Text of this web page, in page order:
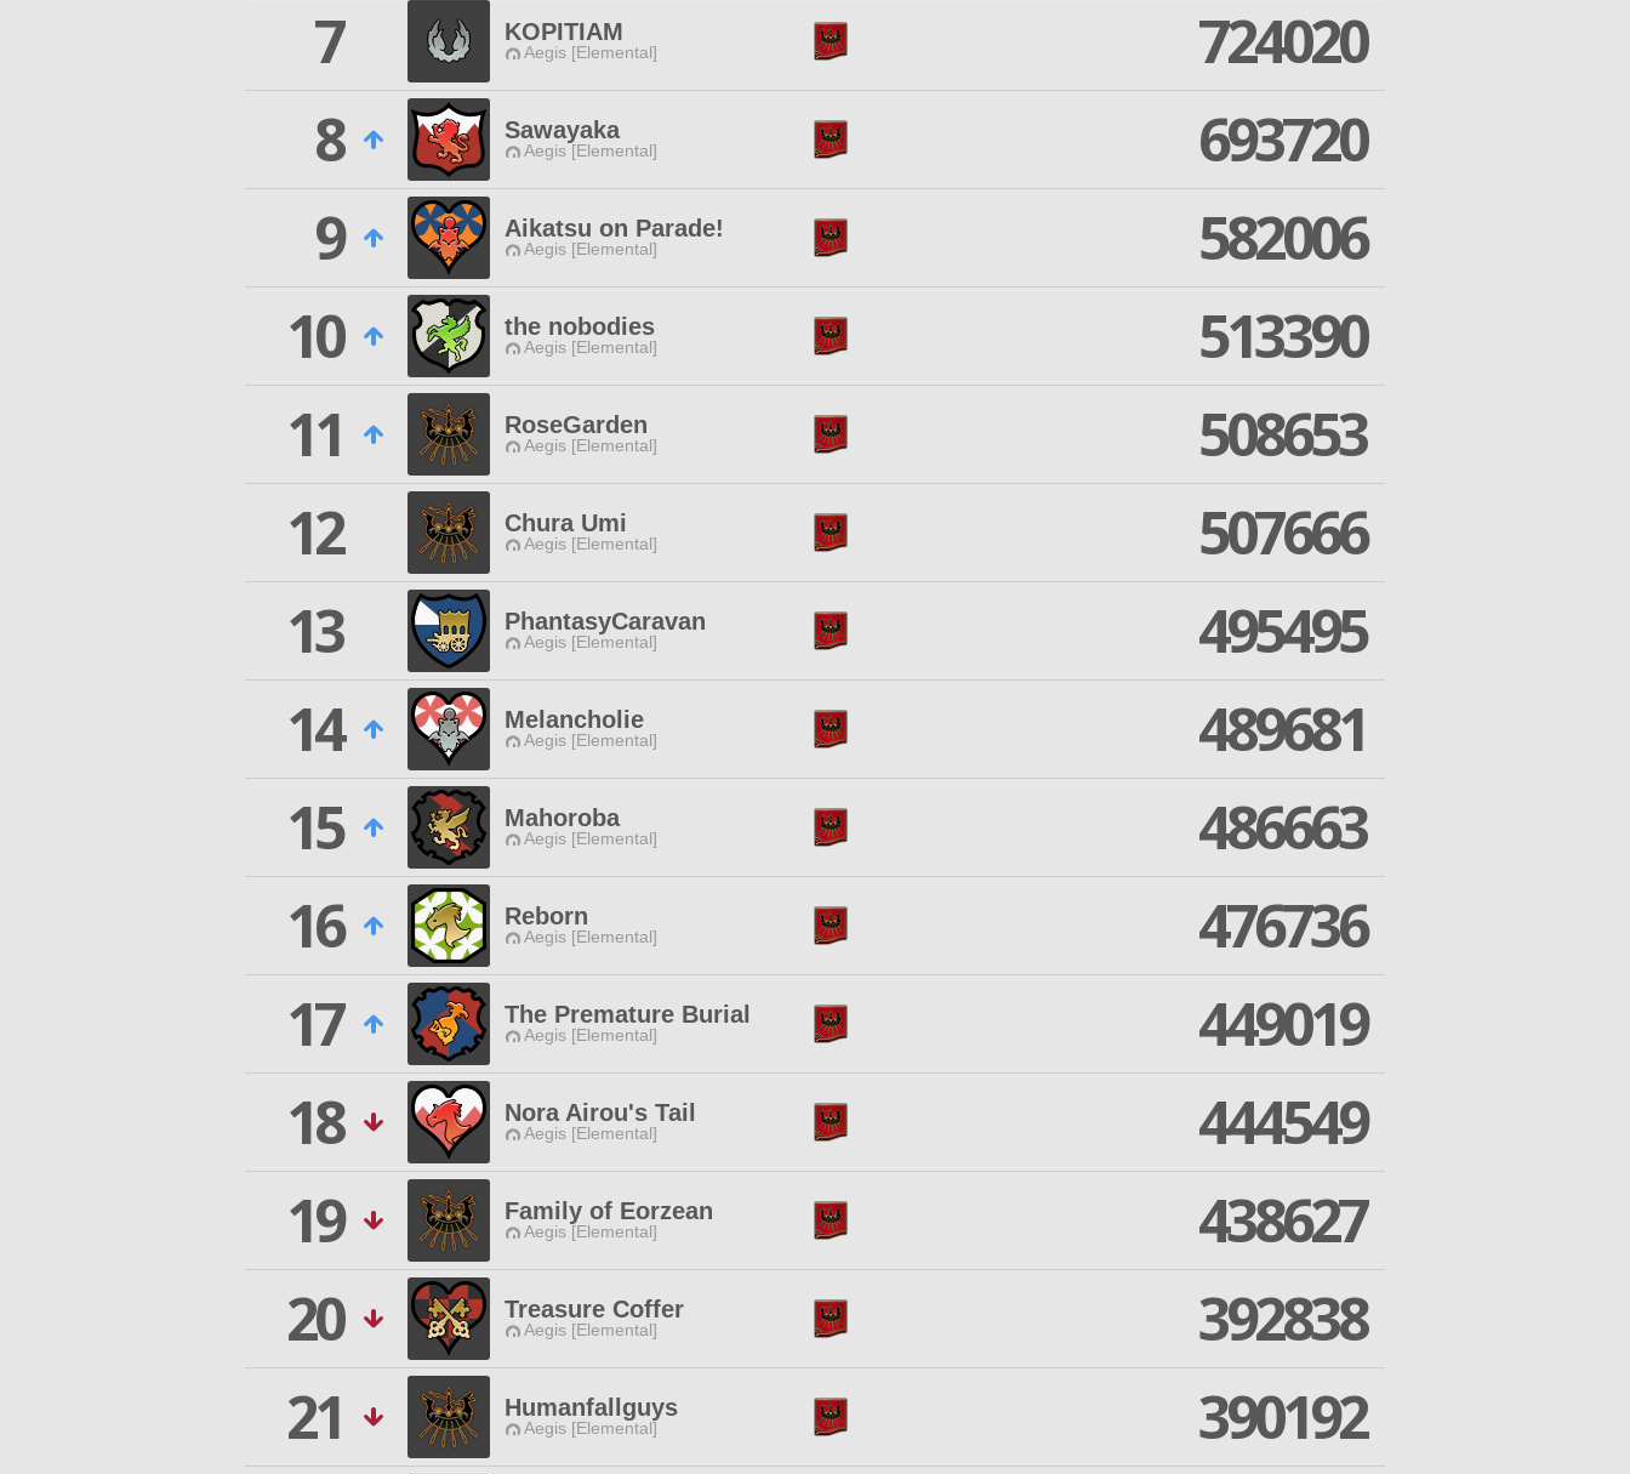
7
KOPITIAM
Aegis [Elemental]
724020
8
Sawayaka
Aegis [Elemental]
693720
9
Aikatsu on Parade!
Aegis [Elemental]
582006
10
the nobodies
Aegis [Elemental]
513390
11
RoseGarden
Aegis [Elemental]
508653
12
Chura Umi
Aegis [Elemental]
507666
13
PhantasyCaravan
Aegis [Elemental]
495495
14
Melancholie
Aegis [Elemental]
489681
15
Mahoroba
Aegis [Elemental]
486663
16
Reborn
Aegis [Elemental]
476736
17
The Premature Burial
Aegis [Elemental]
449019
18
Nora Airou's Tail
Aegis [Elemental]
444549
19
Family of Eorzean
Aegis [Elemental]
438627
20
Treasure Coffer
Aegis [Elemental]
392838
21
Humanfallguys
Aegis [Elemental]
390192